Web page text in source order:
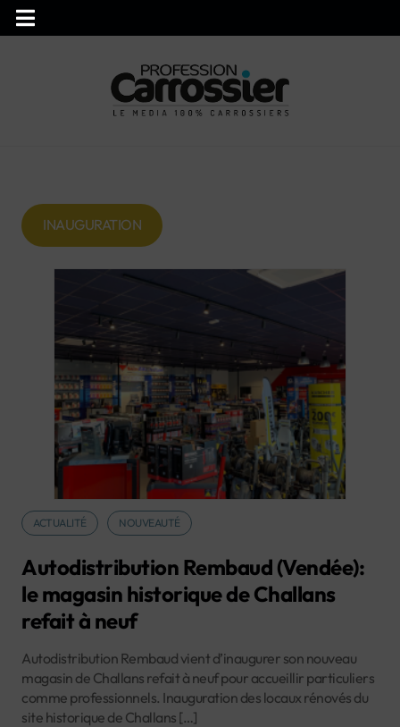
INAUGURATION
ACTUALITÉ NOUVEAUTÉ
Autodistribution Rembaud (Vendée):
le magasin historique de Challans
refait à neuf
Autodistribution Rembaud vient d’inaugurer son nouveau
magasin de Challans refait à neuf pour accueillir particuliers
comme professionnels. Inauguration des locaux rénovés du
site historique de Challans […]